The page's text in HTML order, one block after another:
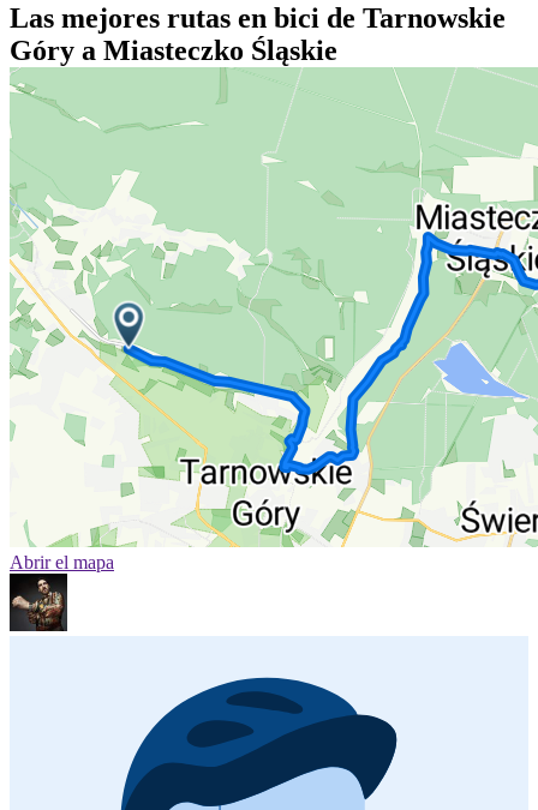
Las mejores rutas en bici de Tarnowskie
Góry a Miasteczko Śląskie
Abrir el mapa